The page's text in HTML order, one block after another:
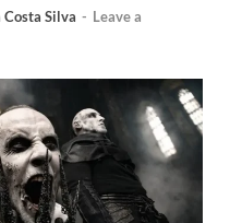
Silva - Leave a